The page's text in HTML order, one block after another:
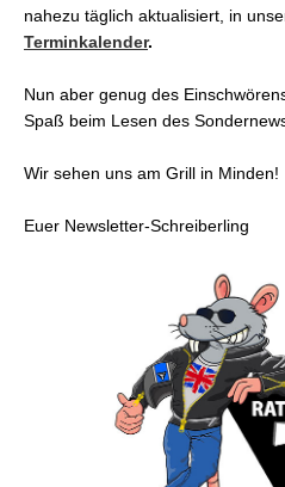
nahezu täglich aktualisiert, in
Terminkalender.
Nun aber genug des
Spaß beim Lesen des
Wir sehen uns am Grill in Minden!
Euer Newsletter-Schreiberling